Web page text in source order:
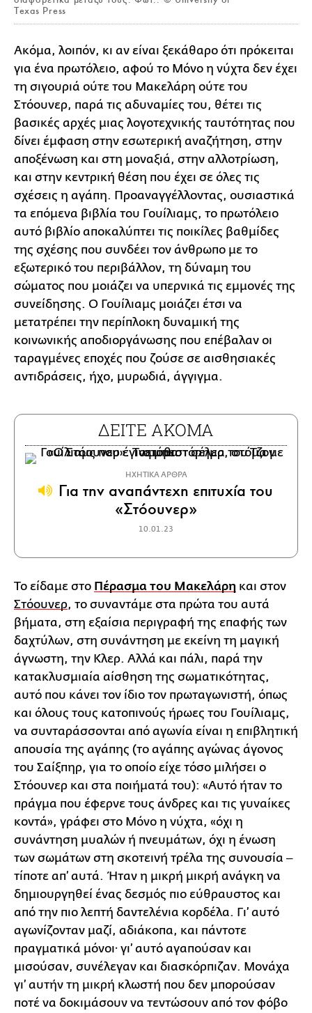
Texas Press
Ακόμα, λοιπόν, κι αν είναι ξεκάθαρο ότι πρόκειται
για ένα πρωτόλειο, αφού το Μόνο η νύχτα δεν έχει
τη σιγουριά ούτε του Μακελάρη ούτε του
Στόουνερ, παρά τις αδυναμίες του, θέτει τις
βασικές αρχές μιας λογοτεχνικής ταυτότητας που
δίνει έμφαση στην εσωτερική αναζήτηση, στην
αποξένωση και στη μοναξιά, στην αλλοτρίωση,
και στην κεντρική θέση που έχει σε όλες τις
σχέσεις η αγάπη. Προαναγγέλλοντας, ουσιαστικά
τα επόμενα βιβλία του Γουίλιαμς, το πρωτόλειο
αυτό βιβλίο αποκαλύπτει τις ποικίλες βαθμίδες
της σχέσης που συνδέει τον άνθρωπο με το
εξωτερικό του περιβάλλον, τη δύναμη του
σώματος που μοιάζει να υπερνικά τις εμμονές της
συνείδησης. Ο Γουίλιαμς μοιάζει έτσι να
μετατρέπει την περίπλοκη δυναμική της
κοινωνικής αποδιοργάνωσης που επέβαλαν οι
ταραγμένες εποχές που ζούσε σε αισθησιακές
αντιδράσεις, ήχο, μυρωδιά, άγγιγμα.
ΔΕΙΤΕ ΑΚΟΜΑ
ΗΧΗΤΙΚΑ ΑΡΘΡΑ
Για την αναπάντεχη επιτυχία του
«Στόουνερ»
10.01.23
Το είδαμε στο Πέρασμα του Μακελάρη και στον
Στόουνερ, το συναντάμε στα πρώτα του αυτά
βήματα, στη εξαίσια περιγραφή της επαφής των
δαχτύλων, στη συνάντηση με εκείνη τη μαγική
άγνωστη, την Κλερ. Αλλά και πάλι, παρά την
κατακλυσμιαία αίσθηση της σωματικότητας,
αυτό που κάνει τον ίδιο τον πρωταγωνιστή, όπως
και όλους τους κατοπινούς ήρωες του Γουίλιαμς,
να συνταράσσονται από αγωνία είναι η επιβλητική
απουσία της αγάπης (το αγάπης αγώνας άγoνος
του Σαίξπηρ, για το οποίο είχε τόσο μιλήσει ο
Στόουνερ και στα ποιήματά του): «Αυτό ήταν το
πράγμα που έφερνε τους άνδρες και τις γυναίκες
κοντά», γράφει στο Μόνο η νύχτα, «όχι η
συνάντηση μυαλών ή πνευμάτων, όχι η ένωση
των σωμάτων στη σκοτεινή τρέλα της συνουσία ‒
τίποτε απ’ αυτά. Ήταν η μικρή μικρή ανάγκη να
δημιουργηθεί ένας δεσμός πιο εύθραυστος και
από την πιο λεπτή δαντελένια κορδέλα. Γι’ αυτό
αγωνίζονταν μαζί, αδιάκοπα, και πάντοτε
πραγματικά μόνοι· γι’ αυτό αγαπούσαν και
μισούσαν, συνέλεγαν και διασκόρπιζαν. Μονάχα
γι’ αυτήν τη μικρή κλωστή που δεν μπορούσαν
ποτέ να δοκιμάσουν να τεντώσουν από τον φόβο